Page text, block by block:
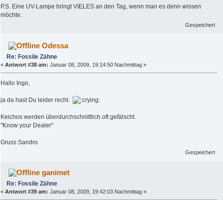
P.S. Eine UV-Lampe bringt VIELES an den Tag, wenn man es denn wissen
möchte.
Gespeichert
Odessa
Re: Fossile Zähne
« Antwort #38 am: Januar 08, 2009, 19:14:50 Nachmittag »
Hallo Ingo,
ja da hast Du leider recht.
Keichos werden überdurchschnittlich oft gefälscht.
"Know your Dealer"
Gruss Sandro
Gespeichert
ganimet
Re: Fossile Zähne
« Antwort #39 am: Januar 08, 2009, 19:42:03 Nachmittag »